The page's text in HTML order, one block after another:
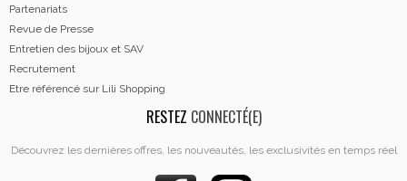
Partenariats
Revue de Presse
Entretien des bijoux et SAV
Recrutement
Etre référencé sur Lili Shopping
RESTEZ CONNECTÉ(E)
Découvrez les dernières offres, les nouveautés, les exclusivités en temps réel